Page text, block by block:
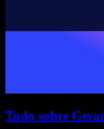
Tudo sobre